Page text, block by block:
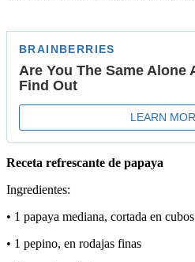
Receta refrescante de papaya
Ingredientes:
• 1 papaya mediana, cortada en cubos
• 1 pepino, en rodajas finas